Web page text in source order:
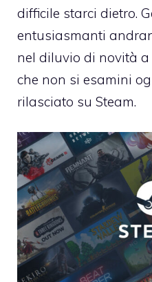
difficile starci dietro.
entusiasmanti
nel diluvio di novità a
che non si esamini
rilasciato su Steam.